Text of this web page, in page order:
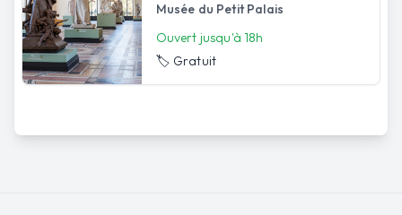
Musée du Petit Palais
Ouvert jusqu'à 18h
🏷️ Gratuit